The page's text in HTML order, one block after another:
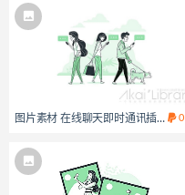
图片素材 在线聊天即时通讯插画扁